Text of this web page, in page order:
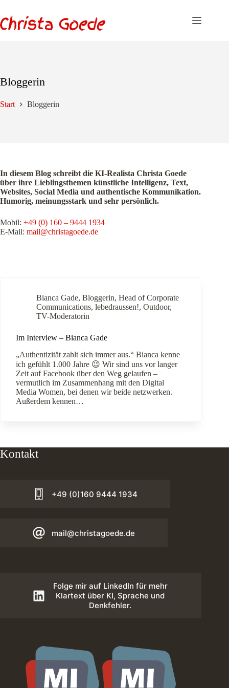
springen
Bloggerin
Start Bloggerin
In diesem Blog schreibt die KI-Realista Christa Goede
über ihre Lieblingsthemen künstliche Intelligenz, Text,
Websites, Social Media und authentische Kommunikation.
Humorig, meinungsstark und sehr persönlich.
Mobil: +49 (0) 160 – 9444 1934
E-Mail: mail@christagoede.de
Bianca Gade, Bloggerin, Head of Corporate
Communications, lebedraussen!, Outdoor,
TV-Moderatorin
Im Interview – Bianca Gade
„Authentizität zahlt sich immer aus.“ Bianca kenne
ich gefühlt 1.000 Jahre 😉 Wir sind uns vor langer
Zeit auf Facebook über den Weg gelaufen –
vermutlich im Zusammenhang mit den Digital
Media Women, bei denen wir beide netzwerken.
Außerdem kennen…
Kontakt
+49 (0)160 9444 1934
mail@christagoede.de
Folge mir auf LinkedIn für mehr
Klartext über KI, Sprache und
Denkfehler.